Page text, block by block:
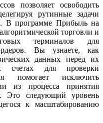
позволяет освободить
рутинные задачи
В программе Прибыль на
торговли и
терминалов для
Вы узнаете, как
данных перед их
счетах для проверки
помогает исключить
из процесса принятия
Это следующий уровень
к масштабированию